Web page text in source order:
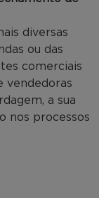
diversas
ou das
comerciais
vendedoras
a sua
nos processos